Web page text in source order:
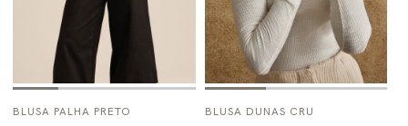
BLUSA PALHA PRETO BLUSA DUNAS CRU